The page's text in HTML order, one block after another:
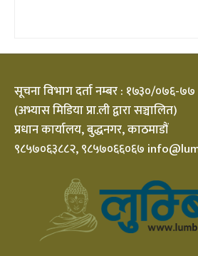
सूचना विभाग दर्ता नम्बर : १७३०/०७६-७७
(अभ्यास मिडिया प्रा.ली द्वारा सञ्चालित)
प्रधान कार्यालय, बुद्धनगर, काठमाडौं
९८५७०६३८८२, ९८५७०६६०६७